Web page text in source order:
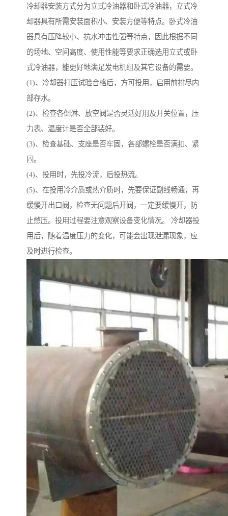
冷却器安装方式分为立式冷油器和卧式冷油器，立式冷
却器具有所需安装面积小、安装方便等特点。卧式冷油
器具有压降较小、抗水冲击性强等特点，因此根据不同
的场地、空间高度、使用性能等要求正确选用立式或卧
式冷油器，能更好地满足发电机组及其它设备的需要。
(1)、冷却器打压试验合格后，方可投用，启用前排尽内
部存水。
(2)、检查各倒淋、放空阀是否灵活好用及开关位置，压
力表、温度计是否全部装好。
(3)、检查基础、支座是否牢固，各部螺栓是否满扣、紧
固。
(4)、投用时，先投冷流，后投热流。
(5)、在投用冷介质或热介质时，先要保证副线畅通，再
缓慢开出口阀，检查无问题后开阀，一定要缓慢开，防
止憋压。投用过程要注意观察设备变化情况。 冷却器投
用后，随着温度压力的变化，可能会出现泄漏现象，应
及时进行检查。